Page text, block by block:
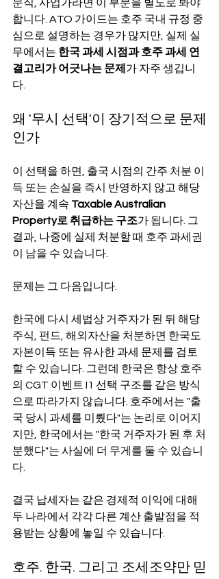
문직, 사업가라면 이 부분을 별도로 봐야
합니다. ATO 가이드는 호주 국내 규정 중
심으로 설명하는 경우가 많지만, 실제 실
무에서는 한국 과세 시점과 호주 과세 연
결고리가 어긋나는 문제 가 자주 생깁니
다.
왜 '무시 선택'이 장기적으로 문제
인가
이 선택을 하면, 출국 시점의 간주 처분 이
득 또는 손실을 즉시 반영하지 않고 해당
자산을 계속 Taxable Australian
Property로 취급하는 구조가 됩니다. 그
결과, 나중에 실제 처분할 때 호주 과세권
이 남을 수 있습니다.
문제는 그 다음입니다.
한국에 다시 세법상 거주자가 된 뒤 해당
주식, 펀드, 해외자산을 처분하면 한국도
자본이득 또는 유사한 과세 문제를 검토
할 수 있습니다. 그런데 한국은 항상 호주
의 CGT 이벤트 I1 선택 구조를 같은 방식
으로 따라가지 않습니다. 호주에서는 "출
국 당시 과세를 미뤘다"는 논리로 이어지
지만, 한국에서는 "한국 거주자가 된 후 처
분했다"는 사실에 더 무게를 둘 수 있습니
다.
결국 납세자는 같은 경제적 이익에 대해
두 나라에서 각각 다른 계산 출발점을 적
용받는 상황에 놓일 수 있습니다.
호주. 한국. 그리고 조세조약만 믿